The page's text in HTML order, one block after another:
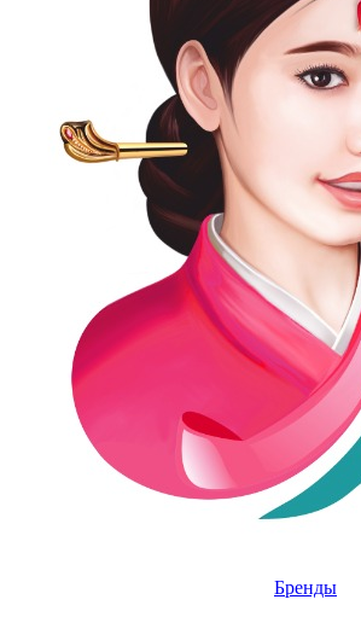
Бренды